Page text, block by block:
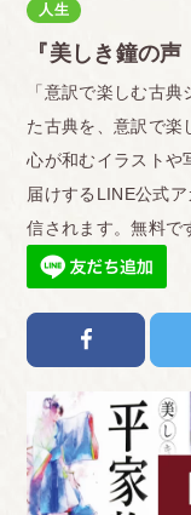
人生
『美しき鐘の
「意訳で楽しむ古
た古典を、意訳で楽
心が和むイラストや
届けするLINE公式
信されます。無料で